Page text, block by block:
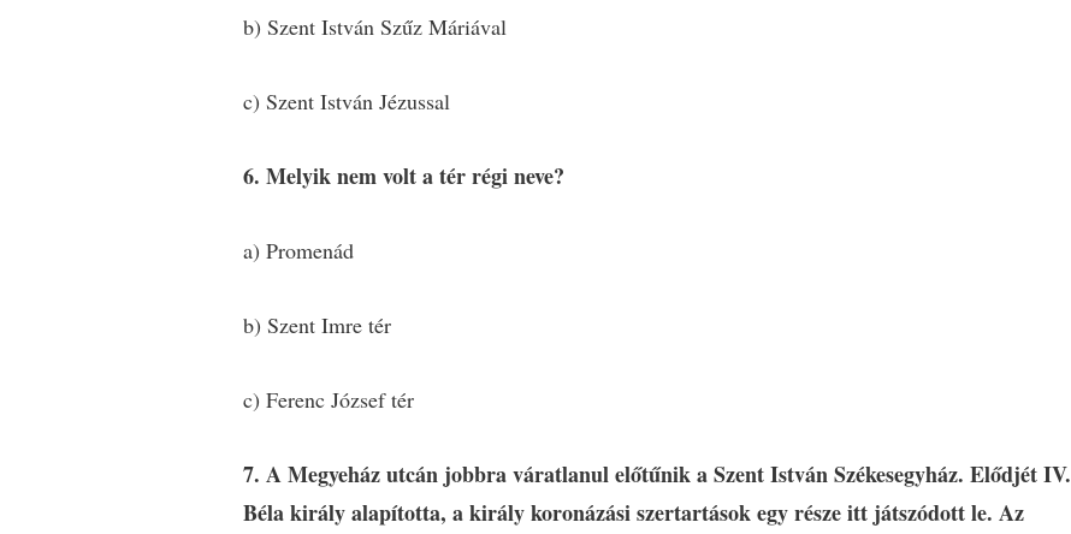
b) Szent István Szűz Máriával
c) Szent István Jézussal
6. Melyik nem volt a tér régi neve?
a) Promenád
b) Szent Imre tér
c) Ferenc József tér
7. A Megyeház utcán jobbra váratlanul előtűnik a Szent István Székesegyház. Elődjét IV.
Béla király alapította, a király koronázási szertartások egy része itt játszódott le. Az